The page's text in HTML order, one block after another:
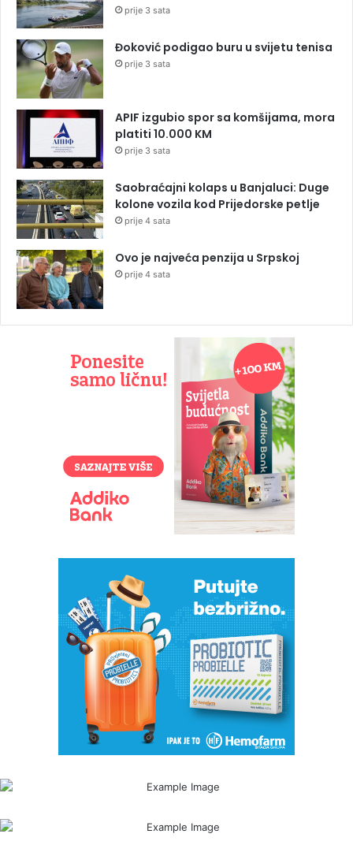
prije 3 sata
Đoković podigao buru u svijetu tenisa
prije 3 sata
APIF izgubio spor sa komšijama, mora
platiti 10.000 KM
prije 3 sata
Saobraćajni kolaps u Banjaluci: Duge
kolone vozila kod Prijedorske petlje
prije 4 sata
Ovo je najveća penzija u Srpskoj
prije 4 sata